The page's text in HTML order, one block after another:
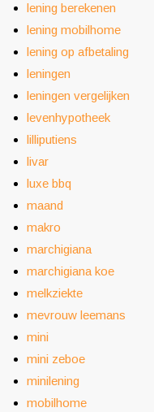
lening berekenen
lening mobilhome
lening op afbetaling
leningen
leningen vergelijken
levenhypotheek
lilliputiens
livar
luxe bbq
maand
makro
marchigiana
marchigiana koe
melkziekte
mevrouw leemans
mini
mini zeboe
minilening
mobilhome